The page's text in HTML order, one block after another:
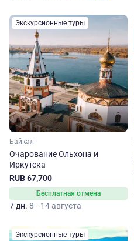
Экскурсионные туры
Байкал
Очарование Ольхона и
Иркутска
RUB 67,700
Бесплатная отмена
7 дн. 8—14 августа
Экскурсионные туры